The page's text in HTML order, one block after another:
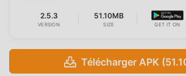
2.5.3
VERSION
51.10MB
SIZE GET IT ON
Télécharger APK